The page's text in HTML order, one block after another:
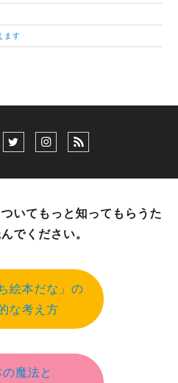
ます
いてもっと知ってもらうた
でください。
絵本だな」の
な考え方
魔法と